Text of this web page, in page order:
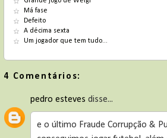
Má fase
Defeito
A décima sexta
Um jogador que tem tudo...
4 Comentários:
pedro esteves disse...
e o último Fraude Corrupção &